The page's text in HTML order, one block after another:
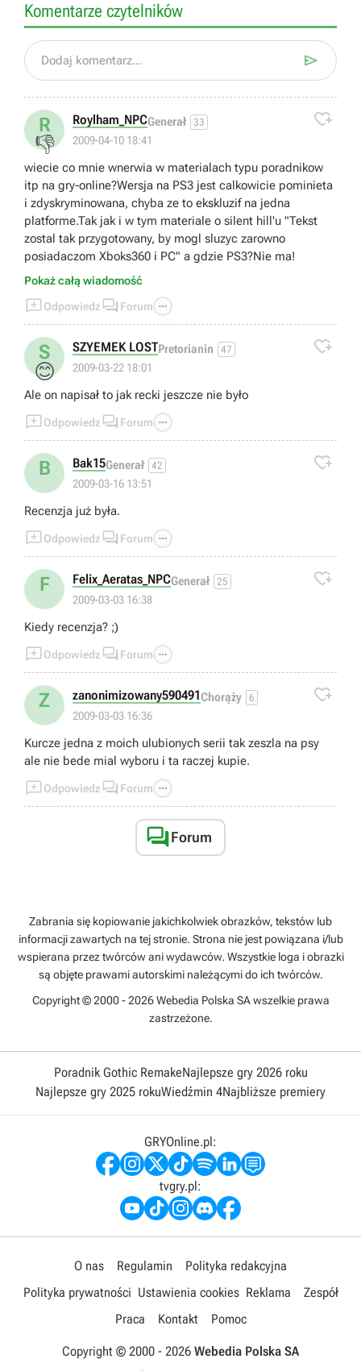
Komentarze czytelników
Dodaj komentarz... 
R
👎
Roylham_NPCGenerał 33
2009-04-10 18:41

wiecie co mnie wnerwia w materialach typu poradnikow
itp na gry-online?Wersja na PS3 jest calkowicie pominieta
i zdyskryminowana, chyba ze to ekskluzif na jedna
platforme.Tak jak i w tym materiale o silent hill'u "Tekst
zostal tak przygotowany, by mogl sluzyc zarowno
posiadaczom Xboks360 i PC" a gdzie PS3?Nie ma!
Pokaż całą wiadomość
Odpowiedz  Forum 
S
😊
SZYEMEK LOSTPretorianin 47
2009-03-22 18:01

Ale on napisał to jak recki jeszcze nie było
Odpowiedz  Forum 
B Bak15Generał 42
2009-03-16 13:51

Recenzja już była.
Odpowiedz  Forum 
F Felix_Aeratas_NPCGenerał 25
2009-03-03 16:38

Kiedy recenzja? ;)
Odpowiedz  Forum 
Z zanonimizowany590491Chorąży 6
2009-03-03 16:36

Kurcze jedna z moich ulubionych serii tak zeszla na psy
ale nie bede mial wyboru i ta raczej kupie.
Odpowiedz  Forum 
Forum
Zabrania się kopiowanie jakichkolwiek obrazków, tekstów lub
informacji zawartych na tej stronie. Strona nie jest powiązana i/lub
wspierana przez twórców ani wydawców. Wszystkie loga i obrazki
są objęte prawami autorskimi należącymi do ich twórców.
Copyright © 2000 - 2026 Webedia Polska SA wszelkie prawa
zastrzeżone.
Poradnik Gothic RemakeNajlepsze gry 2026 roku
Najlepsze gry 2025 rokuWiedźmin 4Najbliższe premiery
GRYOnline.pl:
tvgry.pl:
O nas Regulamin
Polityka redakcyjna
Polityka prywatności Ustawienia cookies Reklama
Zespół
Praca
Kontakt Pomoc
Copyright © 2000 - 2026 Webedia Polska SA